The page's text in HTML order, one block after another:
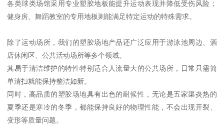
各类球类场馆采用专业塑胶地板能提升运动表现并降低受伤风险；
健身房、舞蹈教室的专用地板则能满足特定运动的特殊需求。
除了运动场所，我们的塑胶场地产品还广泛应用于游泳池周边、酒
店休闲区、公共活动场所等多个领域。
其易于清洁维护的特性特别适合人流量大的公共场所，日常只需简
单清扫就能保持整洁如新。
同时，高品质的塑胶场地具有出色的耐候性，无论是五家渠炎热的
夏季还是寒冷的冬季，都能保持良好的物理性能，不会出现开裂、
变形等质量问题。